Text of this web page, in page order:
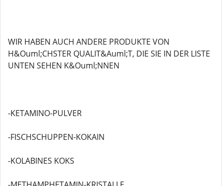
WIR HABEN AUCH ANDERE PRODUKTE VON
H&Ouml;CHSTER QUALIT&Auml;T, DIE SIE IN DER LISTE
UNTEN SEHEN K&Ouml;NNEN
-KETAMINO-PULVER
-FISCHSCHUPPEN-KOKAIN
-KOLABINES KOKS